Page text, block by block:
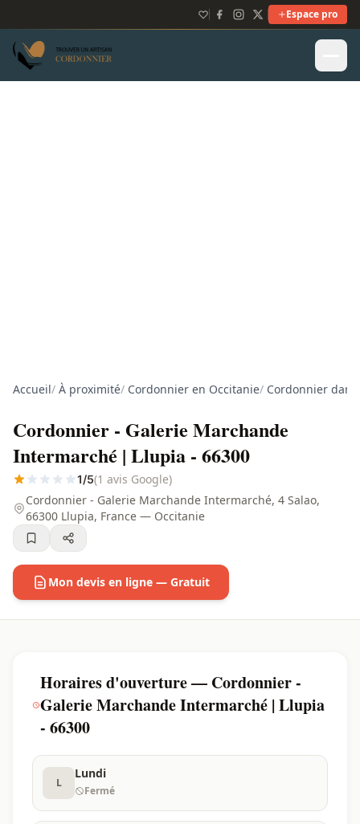
Espace pro
Accueil/ À proximité/ Cordonnier en Occitanie/ Cordonnier
Cordonnier - Galerie Marchande
Intermarché | Llupia - 66300
1/5(1 avis Google)
Cordonnier - Galerie Marchande Intermarché, 4 Salao,
66300 Llupia, France — Occitanie
Mon devis en ligne — Gratuit
Horaires d'ouverture — Cordonnier -
Galerie Marchande Intermarché | Llupia
- 66300
L
Lundi
Fermé